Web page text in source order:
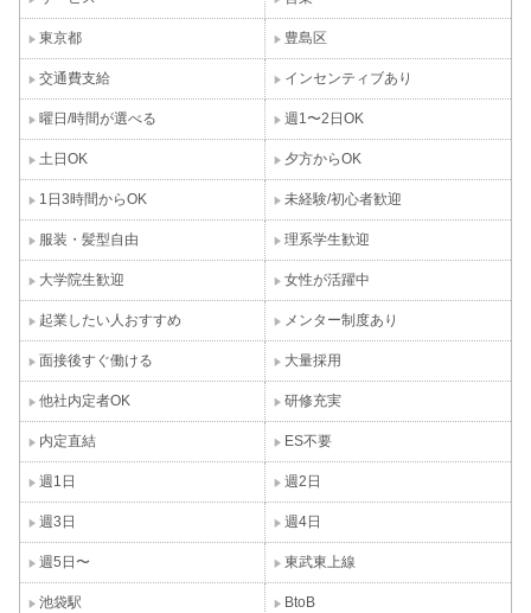
東京都 豊島区
交通費支給 インセンティブあり
曜日/時間が選べる 週1〜2日OK
土日OK 夕方からOK
1日3時間からOK 未経験/初心者歓迎
服装・髪型自由 理系学生歓迎
大学院生歓迎 女性が活躍中
起業したい人おすすめ メンター制度あり
面接後すぐ働ける 大量採用
他社内定者OK 研修充実
内定直結 ES不要
週1日 週2日
週3日 週4日
週5日〜 東武東上線
池袋駅 BtoB